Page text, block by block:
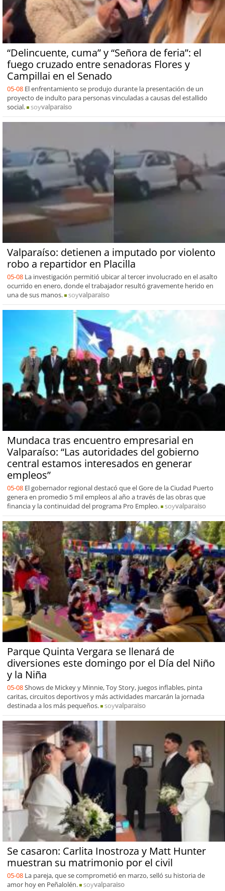
“Delincuente, cuma” y “Señora de feria”: el
fuego cruzado entre senadoras Flores y
Campillai en el Senado
05-08 El enfrentamiento se produjo durante la presentación de un
proyecto de indulto para personas vinculadas a causas del estallido
social.
soyvalparaiso
Valparaíso: detienen a imputado por violento
robo a repartidor en Placilla
05-08 La investigación permitió ubicar al tercer involucrado en el asalto
ocurrido en enero, donde el trabajador resultó gravemente herido en
una de sus manos.
soyvalparaiso
Mundaca tras encuentro empresarial en
Valparaíso: “Las autoridades del gobierno
central estamos interesados en generar
empleos”
05-08 El gobernador regional destacó que el Gore de la Ciudad Puerto
genera en promedio 5 mil empleos al año a través de las obras que
financia y la continuidad del programa Pro Empleo.
soyvalparaiso
Parque Quinta Vergara se llenará de
diversiones este domingo por el Día del Niño
y la Niña
05-08Shows de Mickey y Minnie, Toy Story, juegos inflables, pinta
caritas, circuitos deportivos y más actividades marcarán la jornada
destinada a los más pequeños.
soyvalparaiso
Se casaron: Carlita Inostroza y Matt Hunter
muestran su matrimonio por el civil
05-08 La pareja, que se comprometió en marzo, selló su historia de
amor hoy en Peñalolén.
soyvalparaiso